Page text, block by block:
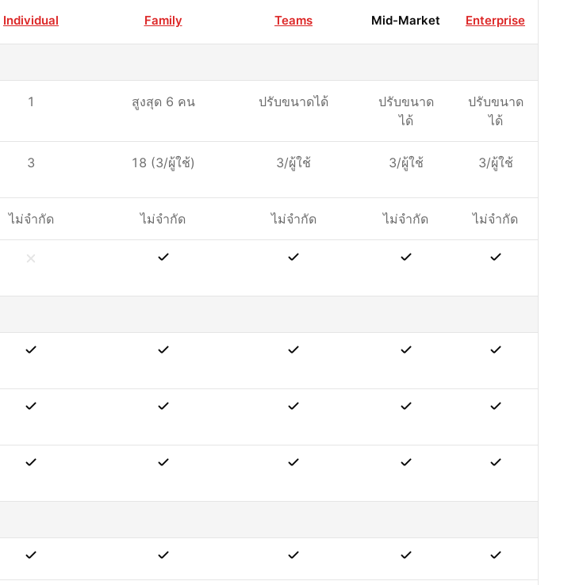
Individual Family Teams Mid-Market Enterprise
1 สูงสุด 6 คน ปรับขนาดได้
ปรับขนาด
ได้
ปรับขนาด
ได้
3 18 (3/ผู้ใช้) 3/ผู้ใช้ 3/ผู้ใช้ 3/ผู้ใช้
ไม่จำกัด ไม่จำกัด ไม่จำกัด ไม่จำกัด ไม่จำกัด